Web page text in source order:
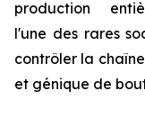
production
l'une des rares
contrôler la
et génique de